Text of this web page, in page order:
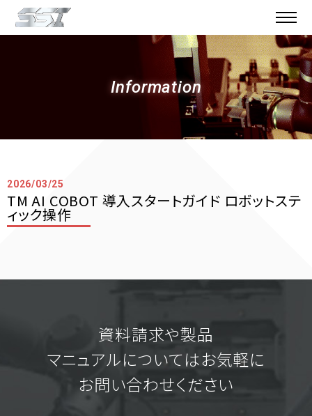
Information
2026/03/25
TM AI COBOT 導入スタートガイド ロボットステ
ィック操作
資料請求や製品
マニュアルについてはお気軽に
お問い合わせください